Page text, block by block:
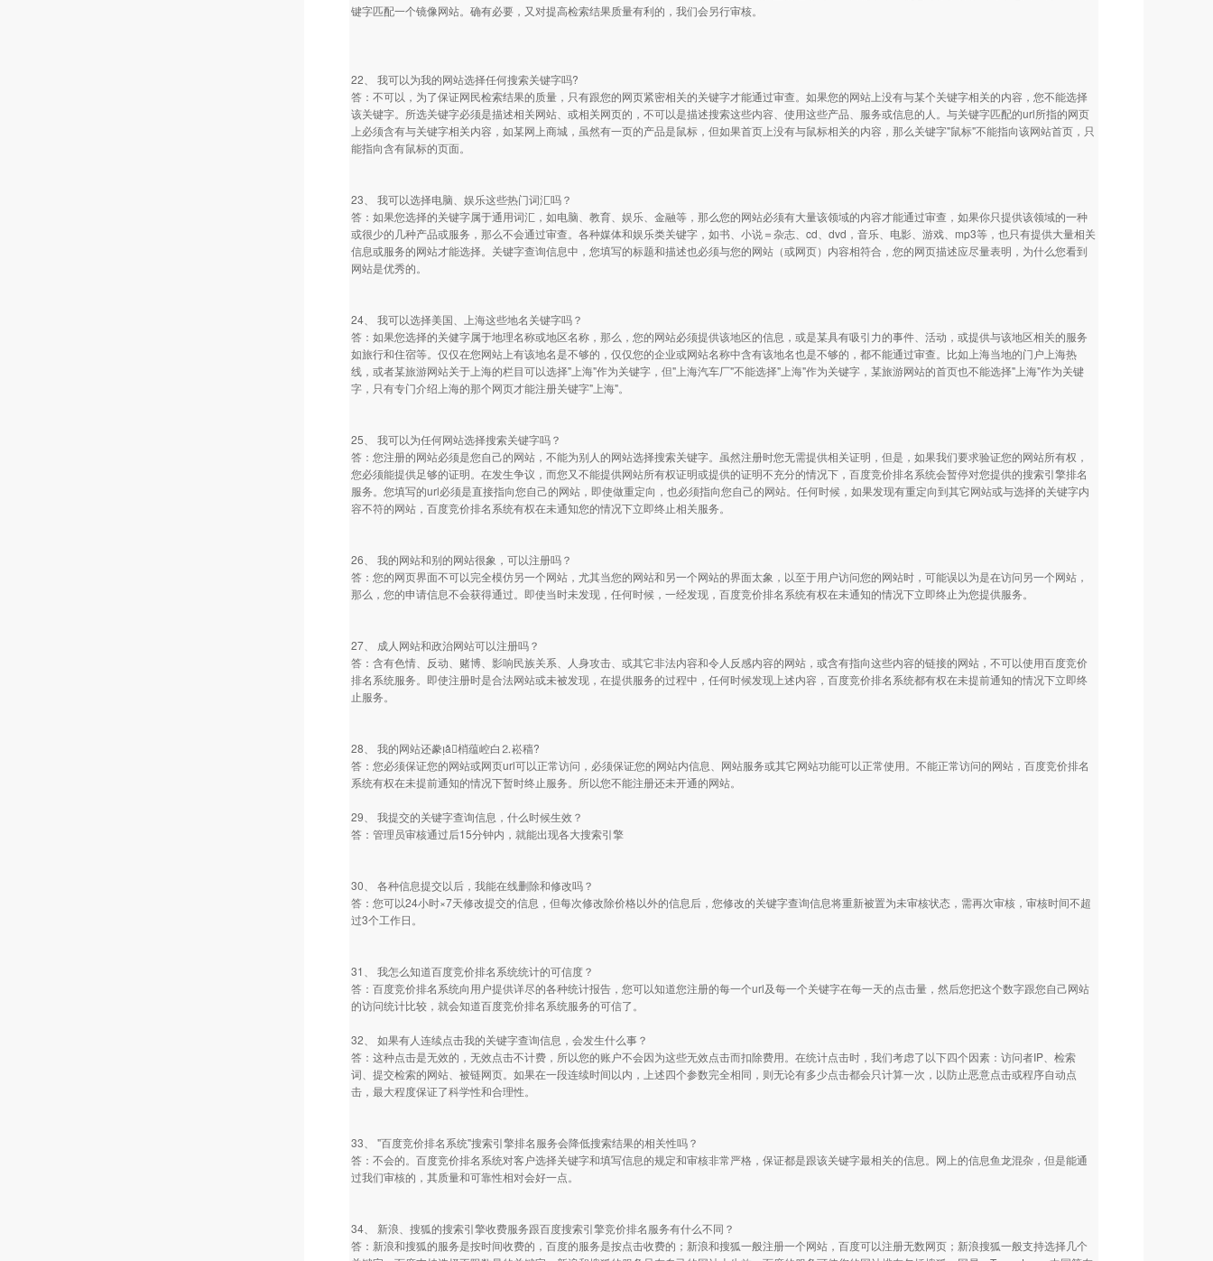
键字匹配一个镜像网站。确有必要，又对提高检索结果质量有利的，我们会另行审核。
22、 我可以为我的网站选择任何搜索关键字吗?
答：不可以，为了保证网民检索结果的质量，只有跟您的网页紧密相关的关键字才能通过审查。如果您的网站上没有与某个关键字相关的内容，您不能选择
该关键字。所选关键字必须是描述相关网站、或相关网页的，不可以是描述搜索这些内容、使用这些产品、服务或信息的人。与关键字匹配的url所指的网页
上必须含有与关键字相关内容，如某网上商城，虽然有一页的产品是鼠标，但如果首页上没有与鼠标相关的内容，那么关键字"鼠标"不能指向该网站首页，只
能指向含有鼠标的页面。
23、 我可以选择电脑、娱乐这些热门词汇吗？
答：如果您选择的关键字属于通用词汇，如电脑、教育、娱乐、金融等，那么您的网站必须有大量该领域的内容才能通过审查，如果你只提供该领域的一种
或很少的几种产品或服务，那么不会通过审查。各种媒体和娱乐类关键字，如书、小说＝杂志、cd、dvd，音乐、电影、游戏、mp3等，也只有提供大量相关
信息或服务的网站才能选择。关键字查询信息中，您填写的标题和描述也必须与您的网站（或网页）内容相符合，您的网页描述应尽量表明，为什么您看到
网站是优秀的。
24、 我可以选择美国、上海这些地名关键字吗？
答：如果您选择的关健字属于地理名称或地区名称，那么，您的网站必须提供该地区的信息，或是某具有吸引力的事件、活动，或提供与该地区相关的服务
如旅行和住宿等。仅仅在您网站上有该地名是不够的，仅仅您的企业或网站名称中含有该地名也是不够的，都不能通过审查。比如上海当地的门户上海热
线，或者某旅游网站关于上海的栏目可以选择"上海"作为关键字，但"上海汽车厂"不能选择"上海"作为关键字，某旅游网站的首页也不能选择"上海"作为关键
字，只有专门介绍上海的那个网页才能注册关键字"上海"。
25、 我可以为任何网站选择搜索关键字吗？
答：您注册的网站必须是您自己的网站，不能为别人的网站选择搜索关键字。虽然注册时您无需提供相关证明，但是，如果我们要求验证您的网站所有权，
您必须能提供足够的证明。在发生争议，而您又不能提供网站所有权证明或提供的证明不充分的情况下，百度竞价排名系统会暂停对您提供的搜索引擎排名
服务。您填写的url必须是直接指向您自己的网站，即使做重定向，也必须指向您自己的网站。任何时候，如果发现有重定向到其它网站或与选择的关键字内
容不符的网站，百度竞价排名系统有权在未通知您的情况下立即终止相关服务。
26、 我的网站和别的网站很象，可以注册吗？
答：您的网页界面不可以完全模仿另一个网站，尤其当您的网站和另一个网站的界面太象，以至于用户访问您的网站时，可能误以为是在访问另一个网站，
那么，您的申请信息不会获得通过。即使当时未发现，任何时候，一经发现，百度竞价排名系统有权在未通知的情况下立即终止为您提供服务。
27、 成人网站和政治网站可以注册吗？
答：含有色情、反动、赌博、影响民族关系、人身攻击、或其它非法内容和令人反感内容的网站，或含有指向这些内容的链接的网站，不可以使用百度竞价
排名系统服务。即使注册时是合法网站或未被发现，在提供服务的过程中，任何时候发现上述内容，百度竞价排名系统都有权在未提前通知的情况下立即终
止服务。
28、 我的网站还豢ǎ梢蕴崆白⒉崧穑?
答：您必须保证您的网站或网页url可以正常访问，必须保证您的网站内信息、网站服务或其它网站功能可以正常使用。不能正常访问的网站，百度竞价排名
系统有权在未提前通知的情况下暂时终止服务。所以您不能注册还未开通的网站。
29、 我提交的关键字查询信息，什么时候生效？
答：管理员审核通过后15分钟内，就能出现各大搜索引擎
30、 各种信息提交以后，我能在线删除和修改吗？
答：您可以24小时×7天修改提交的信息，但每次修改除价格以外的信息后，您修改的关键字查询信息将重新被置为未审核状态，需再次审核，审核时间不超
过3个工作日。
31、 我怎么知道百度竞价排名系统统计的可信度？
答：百度竞价排名系统向用户提供详尽的各种统计报告，您可以知道您注册的每一个url及每一个关键字在每一天的点击量，然后您把这个数字跟您自己网站
的访问统计比较，就会知道百度竞价排名系统服务的可信了。
32、 如果有人连续点击我的关键字查询信息，会发生什么事？
答：这种点击是无效的，无效点击不计费，所以您的账户不会因为这些无效点击而扣除费用。在统计点击时，我们考虑了以下四个因素：访问者IP、检索
词、提交检索的网站、被链网页。如果在一段连续时间以内，上述四个参数完全相同，则无论有多少点击都会只计算一次，以防止恶意点击或程序自动点
击，最大程度保证了科学性和合理性。
33、 "百度竞价排名系统"搜索引擎排名服务会降低搜索结果的相关性吗？
答：不会的。百度竞价排名系统对客户选择关键字和填写信息的规定和审核非常严格，保证都是跟该关键字最相关的信息。网上的信息鱼龙混杂，但是能通
过我们审核的，其质量和可靠性相对会好一点。
34、 新浪、搜狐的搜索引擎收费服务跟百度搜索引擎竞价排名服务有什么不同？
答：新浪和搜狐的服务是按时间收费的，百度的服务是按点击收费的；新浪和搜狐一般注册一个网站，百度可以注册无数网页；新浪搜狐一般支持选择几个